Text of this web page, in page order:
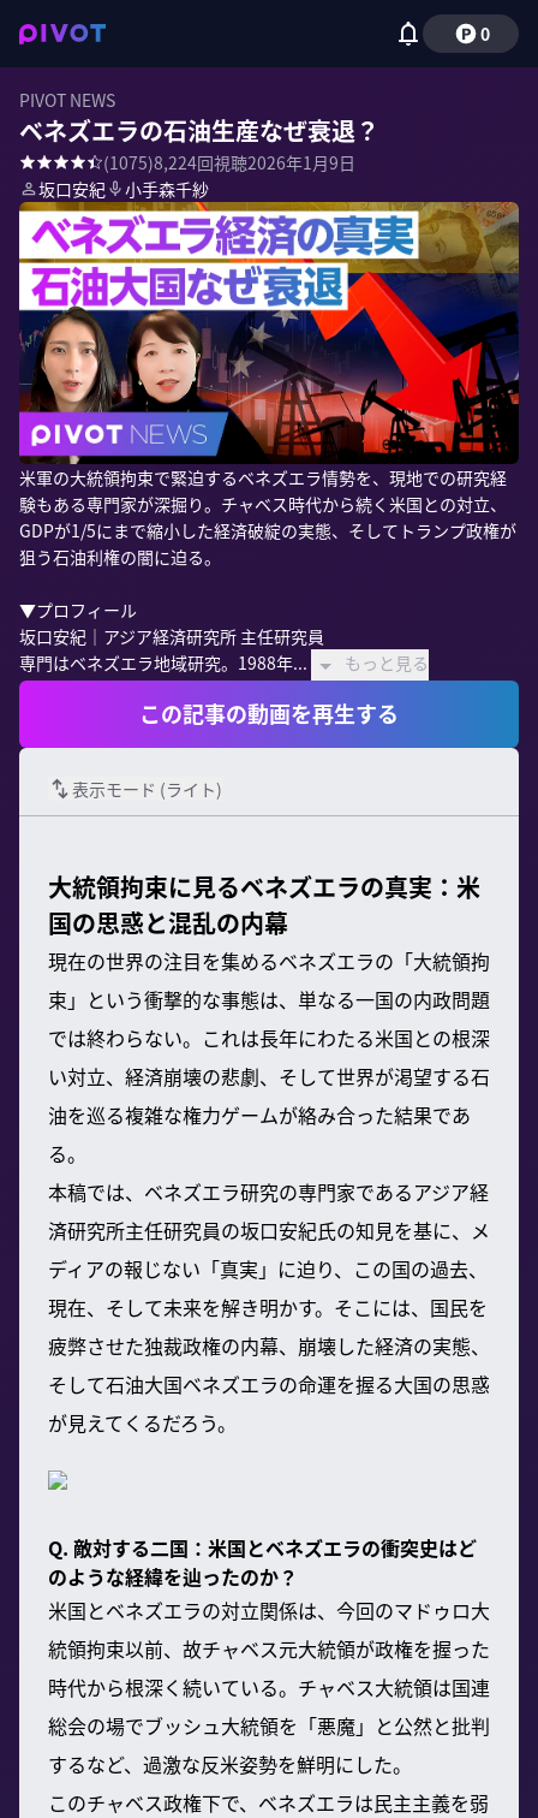
0
PIVOT NEWS
ベネズエラの石油生産なぜ衰退？
(1075)8,224回視聴2026年1月9日
坂口安紀
小手森千紗
米軍の大統領拘束で緊迫するベネズエラ情勢を、現地での研究経
験もある専門家が深掘り。チャベス時代から続く米国との対立、
GDPが1/5にまで縮小した経済破綻の実態、そしてトランプ政権が
狙う石油利権の闇に迫る。
▼プロフィール
坂口安紀｜アジア経済研究所 主任研究員
専門はベネズエラ地域研究。1988年...
もっと見る
この記事の動画を再生する
表示モード (ライト)
大統領拘束に見るベネズエラの真実：米
国の思惑と混乱の内幕
現在の世界の注目を集めるベネズエラの「大統領拘
束」という衝撃的な事態は、単なる一国の内政問題
では終わらない。これは長年にわたる米国との根深
い対立、経済崩壊の悲劇、そして世界が渇望する石
油を巡る複雑な権力ゲームが絡み合った結果であ
る。
本稿では、ベネズエラ研究の専門家であるアジア経
済研究所主任研究員の坂口安紀氏の知見を基に、メ
ディアの報じない「真実」に迫り、この国の過去、
現在、そして未来を解き明かす。そこには、国民を
疲弊させた独裁政権の内幕、崩壊した経済の実態、
そして石油大国ベネズエラの命運を握る大国の思惑
が見えてくるだろう。
Q. 敵対する二国：米国とベネズエラの衝突史はど
のような経緯を辿ったのか？
米国とベネズエラの対立関係は、今回のマドゥロ大
統領拘束以前、故チャベス元大統領が政権を握った
時代から根深く続いている。チャベス大統領は国連
総会の場でブッシュ大統領を「悪魔」と公然と批判
するなど、過激な反米姿勢を鮮明にした。
このチャベス政権下で、ベネズエラは民主主義を弱